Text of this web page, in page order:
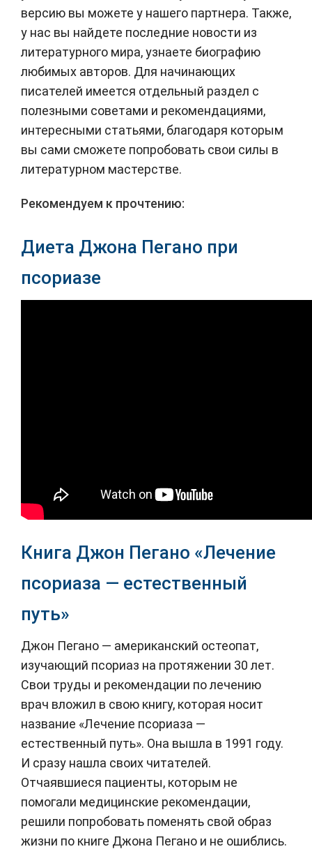
версию вы можете у нашего партнера. Также,
у нас вы найдете последние новости из
литературного мира, узнаете биографию
любимых авторов. Для начинающих
писателей имеется отдельный раздел с
полезными советами и рекомендациями,
интересными статьями, благодаря которым
вы сами сможете попробовать свои силы в
литературном мастерстве.
Рекомендуем к прочтению:
Диета Джона Пегано при
псориазе
Книга Джон Пегано «Лечение
псориаза — естественный
путь»
Джон Пегано — американский остеопат,
изучающий псориаз на протяжении 30 лет.
Свои труды и рекомендации по лечению
врач вложил в свою книгу, которая носит
название «Лечение псориаза —
естественный путь». Она вышла в 1991 году.
И сразу нашла своих читателей.
Отчаявшиеся пациенты, которым не
помогали медицинские рекомендации,
решили попробовать поменять свой образ
жизни по книге Джона Пегано и не ошиблись.